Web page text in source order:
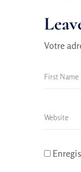
Votre